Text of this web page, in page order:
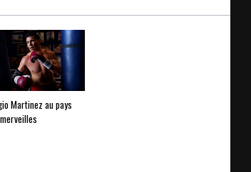
Martinez au pays